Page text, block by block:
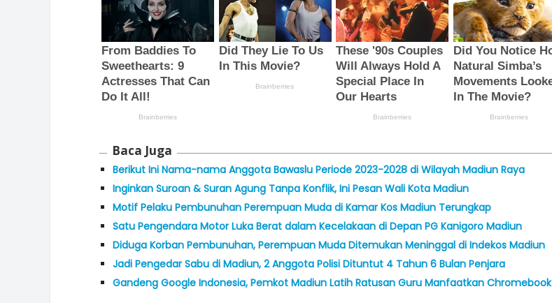
Baca Juga
Berikut Ini Nama-nama Anggota Bawaslu Periode 2023-2028 di Wilayah Madiun Raya
Inginkan Suroan & Suran Agung Tanpa Konflik, Ini Pesan Wali Kota Madiun
Motif Pelaku Pembunuhan Perempuan Muda di Kamar Kos Madiun Terungkap
Satu Pengendara Motor Luka Berat dalam Kecelakaan di Depan PG Kanigoro Madiun
Diduga Korban Pembunuhan, Perempuan Muda Ditemukan Meninggal di Indekos Madiun
Jadi Pengedar Sabu di Madiun, 2 Anggota Polisi Dituntut 4 Tahun 6 Bulan Penjara
Gandeng Google Indonesia, Pemkot Madiun Latih Ratusan Guru Manfaatkan Chromebook